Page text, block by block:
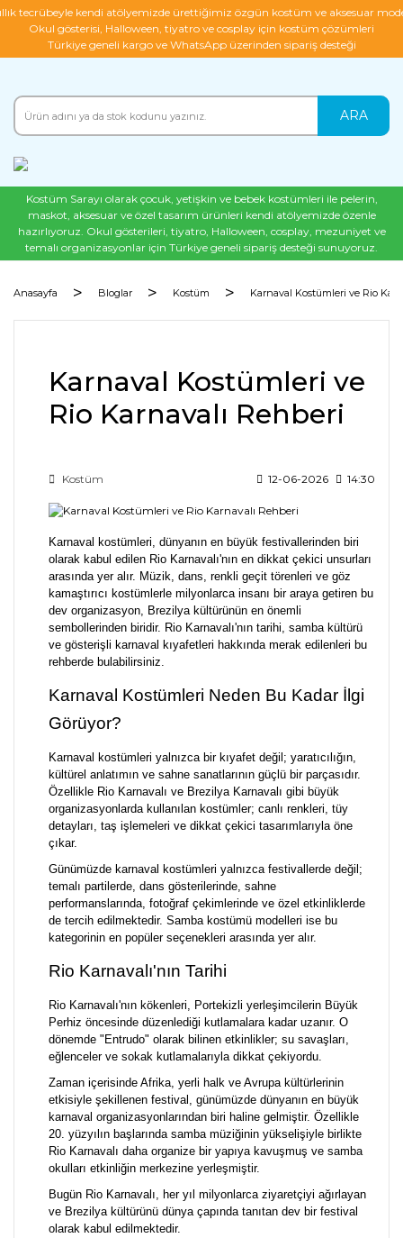
tecrübeyle kendi atölyemizde ürettiğimiz özgün kostüm ve aksesuar
Okul gösterisi, Halloween, tiyatro ve cosplay için kostüm çözümleri
Türkiye geneli kargo ve WhatsApp üzerinden sipariş desteği
ARA
Kostüm Sarayı olarak çocuk, yetişkin ve bebek kostümleri ile pelerin,
maskot, aksesuar ve özel tasarım ürünleri kendi atölyemizde özenle
hazırlıyoruz. Okul gösterileri, tiyatro, Halloween, cosplay, mezuniyet ve
temalı organizasyonlar için Türkiye geneli sipariş desteği sunuyoruz.
Anasayfa Bloglar Kostüm Karnaval Kostümleri ve Rio
Karnaval Kostümleri ve
Rio Karnavalı Rehberi
Kostüm 12-06-2026 14:30
Karnaval kostümleri, dünyanın en büyük festivallerinden biri
olarak kabul edilen Rio Karnavalı'nın en dikkat çekici unsurları
arasında yer alır. Müzik, dans, renkli geçit törenleri ve göz
kamaştırıcı kostümlerle milyonlarca insanı bir araya getiren bu
dev organizasyon, Brezilya kültürünün en önemli
sembollerinden biridir. Rio Karnavalı'nın tarihi, samba kültürü
ve gösterişli karnaval kıyafetleri hakkında merak edilenleri bu
rehberde bulabilirsiniz.
Karnaval Kostümleri Neden Bu Kadar İlgi
Görüyor?
Karnaval kostümleri yalnızca bir kıyafet değil; yaratıcılığın,
kültürel anlatımın ve sahne sanatlarının güçlü bir parçasıdır.
Özellikle Rio Karnavalı ve Brezilya Karnavalı gibi büyük
organizasyonlarda kullanılan kostümler; canlı renkleri, tüy
detayları, taş işlemeleri ve dikkat çekici tasarımlarıyla öne
çıkar.
Günümüzde karnaval kostümleri yalnızca festivallerde değil;
temalı partilerde, dans gösterilerinde, sahne
performanslarında, fotoğraf çekimlerinde ve özel etkinliklerde
de tercih edilmektedir. Samba kostümü modelleri ise bu
kategorinin en popüler seçenekleri arasında yer alır.
Rio Karnavalı'nın Tarihi
Rio Karnavalı'nın kökenleri, Portekizli yerleşimcilerin Büyük
Perhiz öncesinde düzenlediği kutlamalara kadar uzanır. O
dönemde "Entrudo" olarak bilinen etkinlikler; su savaşları,
eğlenceler ve sokak kutlamalarıyla dikkat çekiyordu.
Zaman içerisinde Afrika, yerli halk ve Avrupa kültürlerinin
etkisiyle şekillenen festival, günümüzde dünyanın en büyük
karnaval organizasyonlarından biri haline gelmiştir. Özellikle
20. yüzyılın başlarında samba müziğinin yükselişiyle birlikte
Rio Karnavalı daha organize bir yapıya kavuşmuş ve samba
okulları etkinliğin merkezine yerleşmiştir.
Bugün Rio Karnavalı, her yıl milyonlarca ziyaretçiyi ağırlayan
ve Brezilya kültürünü dünya çapında tanıtan dev bir festival
olarak kabul edilmektedir.